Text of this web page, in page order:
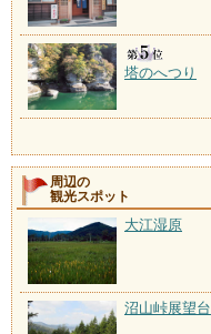
塔のへつり
周辺の
観光スポット
大江湿原
沼山峠展望台